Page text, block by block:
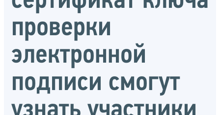
проверки
электронной
подписи смогут